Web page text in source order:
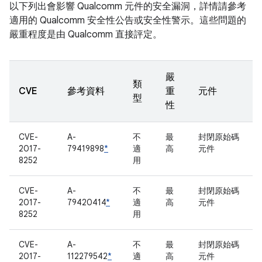
以下列出會影響 Qualcomm 元件的安全漏洞，詳情請參考
適用的 Qualcomm 安全性公告或安全性警示。這些問題的
嚴重程度是由 Qualcomm 直接評定。
CVE 參考資料
類
型
嚴
重
性
元件
CVE-
2017-
8252
A-
79419898*
不
適
用
最
高
封閉原始碼
元件
CVE-
2017-
8252
A-
79420414*
不
適
用
最
高
封閉原始碼
元件
CVE-
2017-
A-
112279542*
不
適
最
高
封閉原始碼
元件